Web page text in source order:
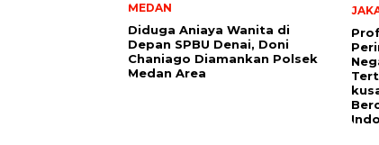
MEDAN
Diduga Aniaya Wanita di
Depan SPBU Denai, Doni
Chaniago Diamankan Polsek
Medan Area